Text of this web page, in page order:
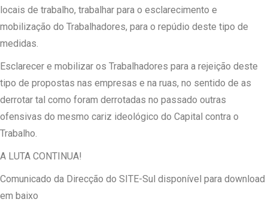
locais de trabalho, trabalhar para o esclarecimento e
mobilização do Trabalhadores, para o repúdio deste tipo de
medidas.
Esclarecer e mobilizar os Trabalhadores para a rejeição deste
tipo de propostas nas empresas e na ruas, no sentido de as
derrotar tal como foram derrotadas no passado outras
ofensivas do mesmo cariz ideológico do Capital contra o
Trabalho.
A LUTA CONTINUA!
Comunicado da Direcção do SITE-Sul disponível para download
em baixo